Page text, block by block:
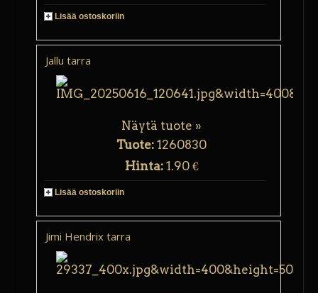
Lisää ostoskoriin
Jallu tarra
Näytä tuote »
Tuote:1260830
Hinta: 1.90 €
Lisää ostoskoriin
Jimi Hendrix tarra